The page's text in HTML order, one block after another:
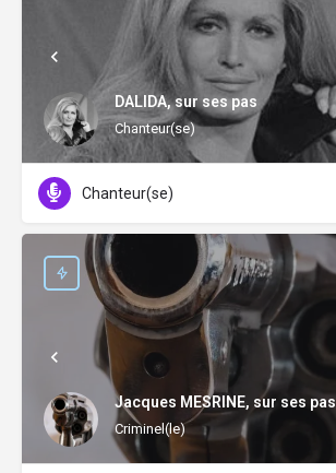
DALIDA, sur ses pas
Chanteur(se)
Chanteur(se)
Jacques MESRINE, sur ses pas
Criminel(le)